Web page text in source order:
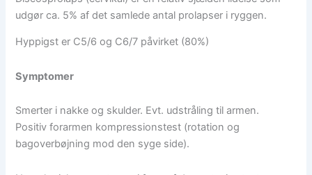
udgør ca. 5% af det samlede antal prolapser i ryggen.
Hyppigst er C5/6 og C6/7 påvirket (80%)
Symptomer
Smerter i nakke og skulder. Evt. udstråling til armen.
Positiv forarmen kompressionstest (rotation og
bagoverbøjning mod den syge side).